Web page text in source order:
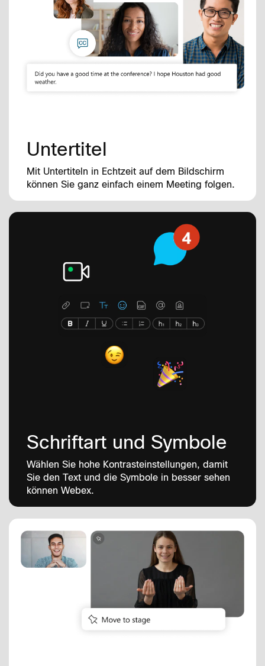
Untertitel
Mit Untertiteln in Echtzeit auf dem Bildschirm
können Sie ganz einfach einem Meeting folgen.
Schriftart und Symbole
Wählen Sie hohe Kontrasteinstellungen, damit
Sie den Text und die Symbole in besser sehen
können Webex.